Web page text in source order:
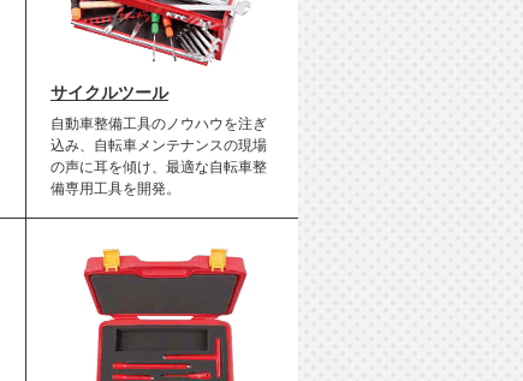
サイクルツール
自動車整備工具のノウハウを注ぎ
込み、自転車メンテナンスの現場
の声に耳を傾け、最適な自転車整
備専用工具を開発。